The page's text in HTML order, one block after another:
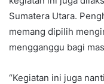
Sumatera Utara.
memang dipilih
mengganggu bagi
“Kegiatan ini juga